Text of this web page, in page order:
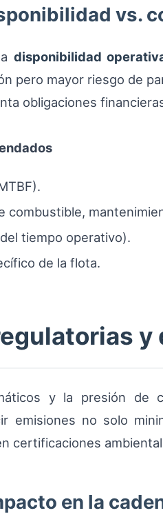
vs.
disponibilidad
pero mayor riesgo de
obligaciones
combustible,
tiempo operativo).
de la flota.
y la presión de
emisiones no solo
certificaciones
en la